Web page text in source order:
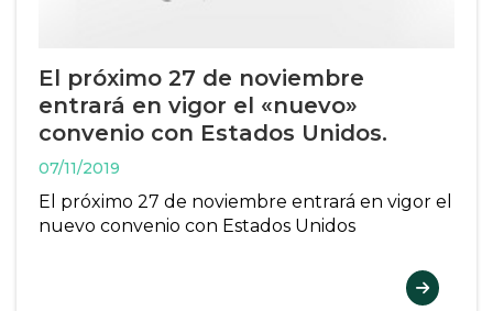
El próximo 27 de noviembre
entrará en vigor el «nuevo»
convenio con Estados Unidos.
07/11/2019
El próximo 27 de noviembre entrará en vigor el
nuevo convenio con Estados Unidos